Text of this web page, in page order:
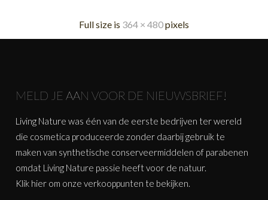
Full size is 364 × 480pixels
MELD JE AAN VOOR DE NIEUWSBRIEF!
Living Nature was één van de eerste bedrijven ter wereld
die cosmetica produceerde zonder daarbij gebruik te
maken van synthetische conserveermiddelen of parabenen
omdat Living Nature passie heeft voor de natuur.
Klik hier om onze verkooppunten te bekijken.